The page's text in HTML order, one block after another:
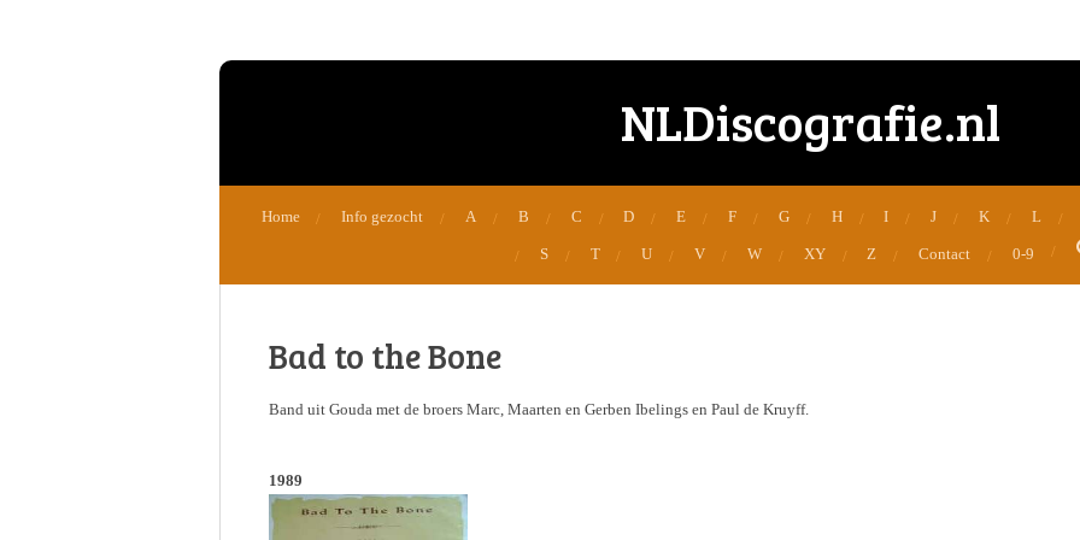
NLDiscografie.nl
Home Info gezocht A B C D E F G H I J K L
S T U V W XY Z Contact 0-9
Bad to the Bone
Band uit Gouda met de broers Marc, Maarten en Gerben Ibelings en Paul de Kruyff.
1989